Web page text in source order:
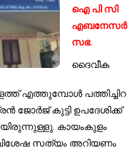
ഐ പി സി
എബനേസർ
സഭ.
ദൈവീക
എത്തുമ്പോൾ പത്തിച്ചിറ
ജോർജ് കുട്ടി ഉപദേശിക്ക്
കായംകുളം
സത്യം അറിയണം